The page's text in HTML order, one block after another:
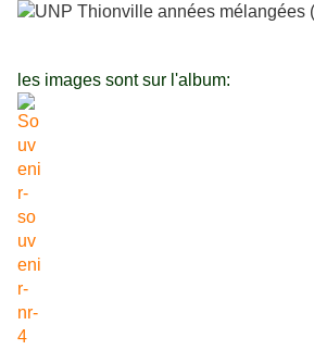
les images sont sur l'album: